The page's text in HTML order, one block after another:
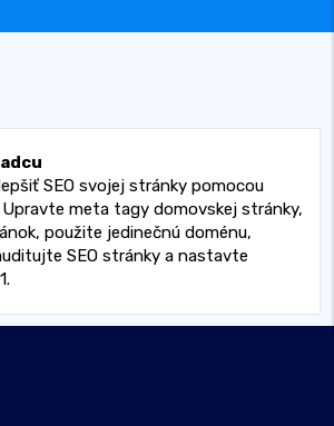
SEO svojej stránky pomocou
meta tagy domovskej stránky,
použite jedinečnú doménu,
SEO stránky a nastavte